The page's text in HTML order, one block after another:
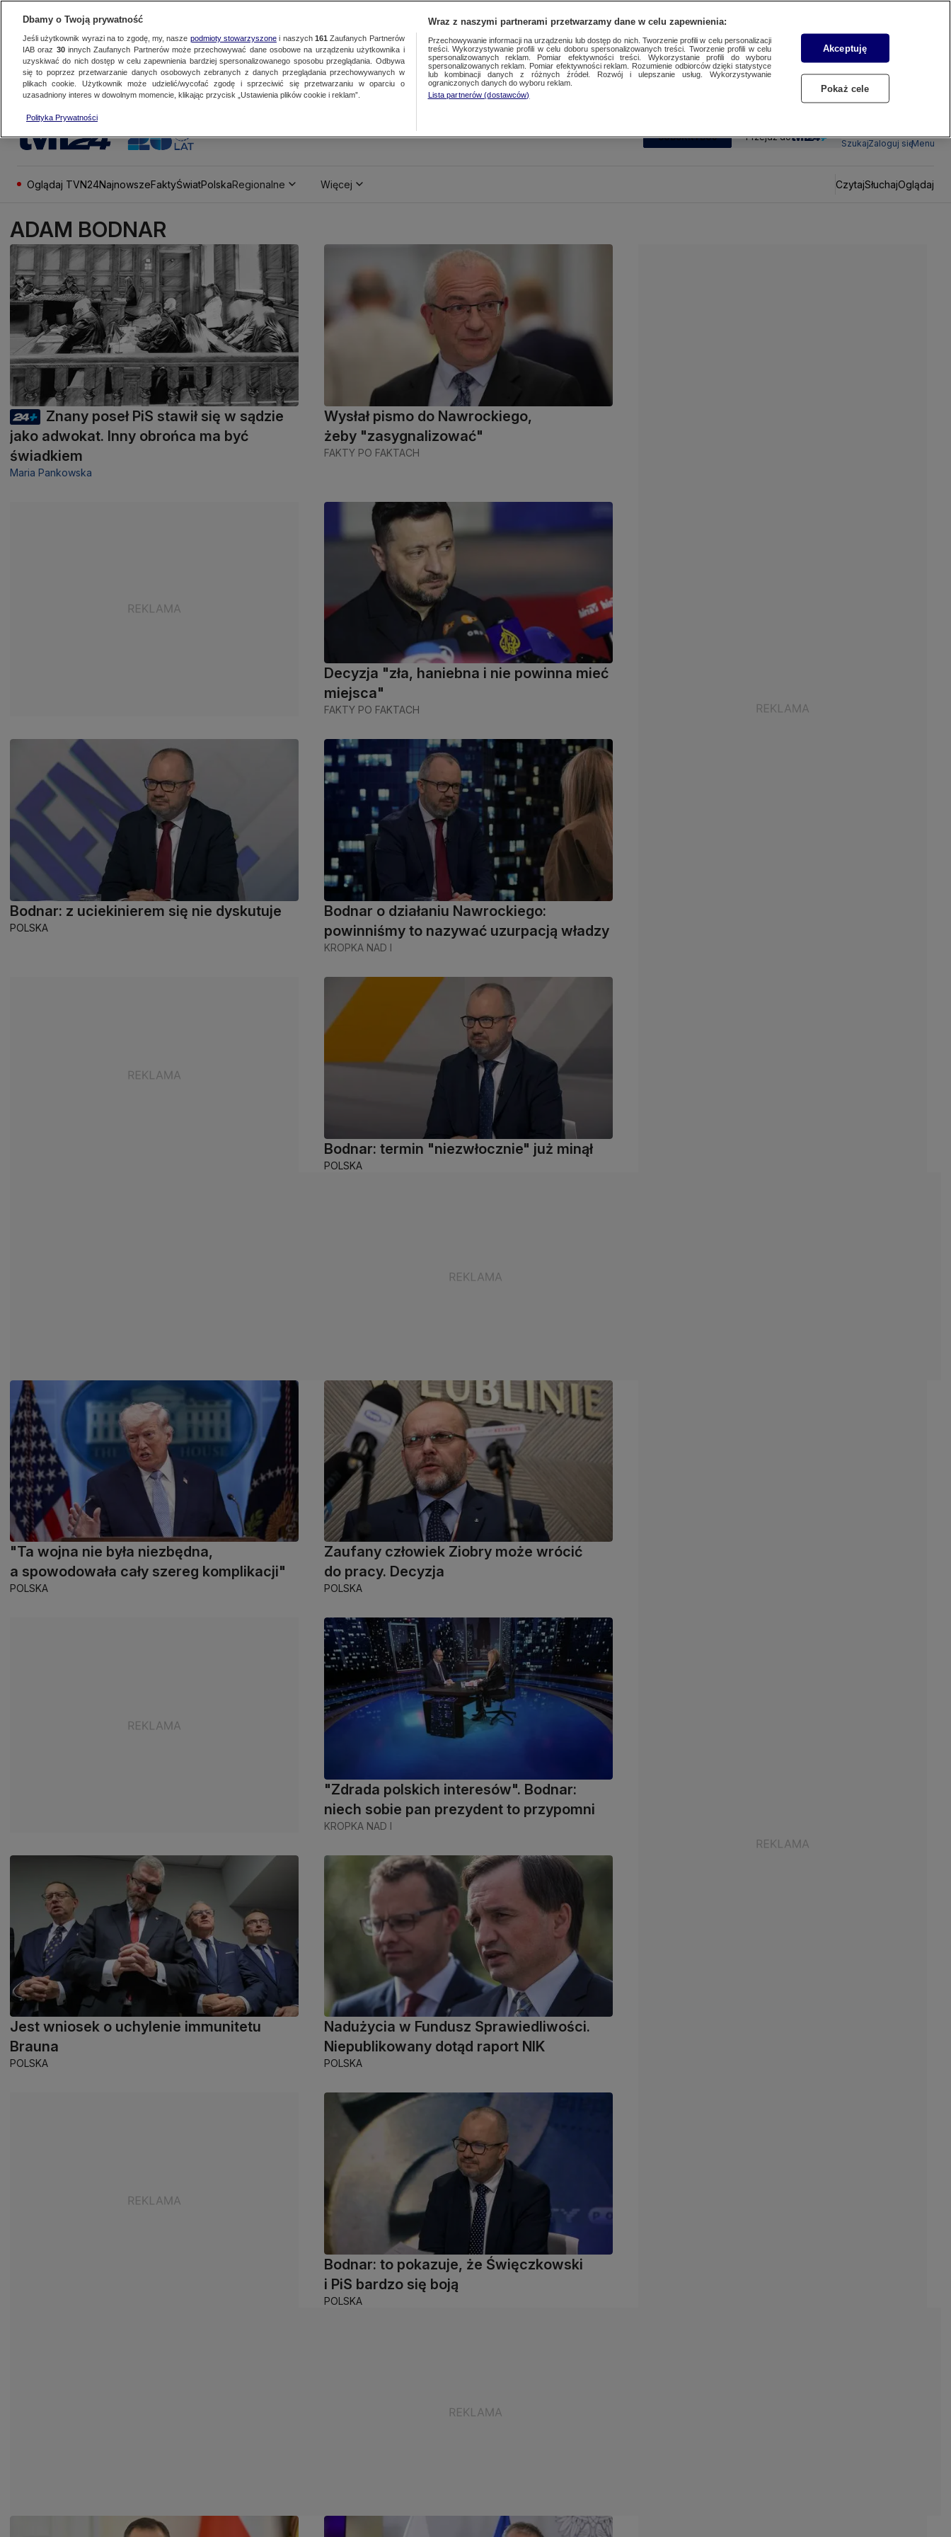
SUBSKRYBUJ Przejdź do
SzukajZaloguj sięMenu
Oglądaj TVN24NajnowszeFaktyŚwiatPolskaRegionalne Więcej CzytajSłuchajOglądaj
ADAM BODNAR
Znany poseł PiS stawił się w sądzie
jako adwokat. Inny obrońca ma być
świadkiem
Maria Pankowska
Wysłał pismo do Nawrockiego,
żeby "zasygnalizować"
FAKTY PO FAKTACH
Decyzja "zła, haniebna i nie powinna mieć
miejsca"
FAKTY PO FAKTACH
Bodnar: z uciekinierem się nie dyskutuje
POLSKA
Bodnar o działaniu Nawrockiego:
powinniśmy to nazywać uzurpacją władzy
KROPKA NAD I
Bodnar: termin "niezwłocznie" już minął
POLSKA
"Ta wojna nie była niezbędna,
a spowodowała cały szereg komplikacji"
POLSKA
Zaufany człowiek Ziobry może wrócić
do pracy. Decyzja
POLSKA
"Zdrada polskich interesów". Bodnar:
niech sobie pan prezydent to przypomni
KROPKA NAD I
Jest wniosek o uchylenie immunitetu
Brauna
POLSKA
Nadużycia w Fundusz Sprawiedliwości.
Niepublikowany dotąd raport NIK
POLSKA
Bodnar: to pokazuje, że Święczkowski
i PiS bardzo się boją
POLSKA
Dbamy o Twoją prywatność
Jeśli użytkownik wyrazi na to zgodę, my, nasze podmioty stowarzyszonei naszych 161 Zaufanych Partnerów
IAB oraz 30innych Zaufanych Partnerów może przechowywać dane osobowe na urządzeniu użytkownika i
uzyskiwać do nich dostęp w celu zapewnienia bardziej spersonalizowanego sposobu przeglądania. Odbywa
się to poprzez przetwarzanie danych osobowych zebranych z danych przeglądania przechowywanych w
plikach cookie. Użytkownik może udzielić/wycofać zgodę i sprzeciwić się przetwarzaniu w oparciu o
uzasadniony interes w dowolnym momencie, klikając przycisk „Ustawienia plików cookie i reklam”.
Polityka Prywatności
Wraz z naszymi partnerami przetwarzamy dane w celu zapewnienia:
Przechowywanie informacji na urządzeniu lub dostęp do nich. Tworzenie profili w celu personalizacji
treści. Wykorzystywanie profili w celu doboru spersonalizowanych treści. Tworzenie profili w celu
spersonalizowanych reklam. Pomiar efektywności treści. Wykorzystanie profili do wyboru
spersonalizowanych reklam. Pomiar efektywności reklam. Rozumienie odbiorców dzięki statystyce
lub kombinacji danych z różnych źródeł. Rozwój i ulepszanie usług. Wykorzystywanie
ograniczonych danych do wyboru reklam.
Lista partnerów (dostawców)
Akceptuję
Pokaż cele